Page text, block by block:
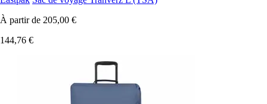
À partir de 205,00 €
144,76 €